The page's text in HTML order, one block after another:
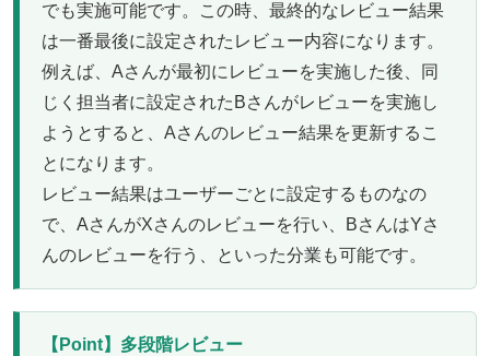
でも実施可能です。この時、最終的なレビュー結果
は一番最後に設定されたレビュー内容になります。
例えば、Aさんが最初にレビューを実施した後、同
じく担当者に設定されたBさんがレビューを実施し
ようとすると、Aさんのレビュー結果を更新するこ
とになります。
レビュー結果はユーザーごとに設定するものなの
で、AさんがXさんのレビューを行い、BさんはYさ
んのレビューを行う、といった分業も可能です。
【Point】多段階レビュー